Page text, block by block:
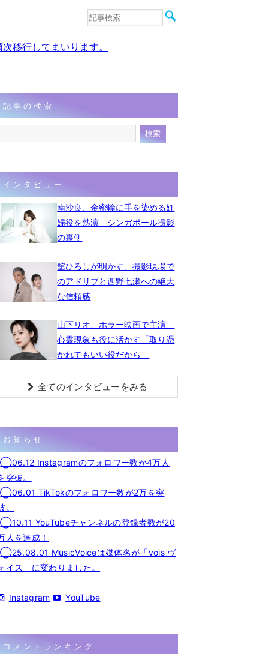
音楽
移行してまいります。
記事の検索
インタビュー
南沙良、金密輸に手を染める妊
婦役を熱演 シンガポール撮影
の裏側
舘ひろしが明かす、撮影現場で
のアドリブと西野七瀬への絶大
な信頼感
山下リオ、ホラー映画で主演
心霊現象も役に活かす「取り憑
かれてもいい役だから」
全てのインタビューをみる
お知らせ
◯06.12 Instagramのフォロワー数が4万人
突破。
◯06.01 TikTokのフォロワー数が2万を突
。
◯10.11 YouTubeチャンネルの登録者数が20
人を達成！
◯25.08.01 MusicVoiceは媒体名が「vois ヴ
イス」に変わりました。
Instagram YouTube
コメントランキング